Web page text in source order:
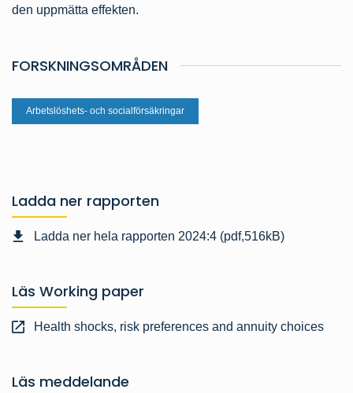
den uppmätta effekten.
FORSKNINGSOMRÅDEN
Arbetslöshets- och socialförsäkringar
Ladda ner rapporten
Ladda ner hela rapporten 2024:4 (pdf,516kB)
Läs Working paper
Health shocks, risk preferences and annuity choices
Läs meddelande